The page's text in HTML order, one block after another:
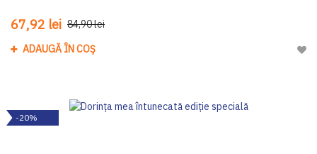
67,92 lei 84,90 lei
ADAUGĂ ÎN COȘ
-20%